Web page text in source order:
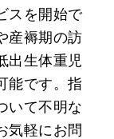
スを開始で
産褥期の訪
出生体重児
能です。指
いて不明な
気軽にお問